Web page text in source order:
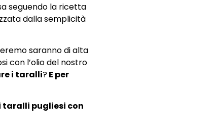
seguendo la ricetta
dalla semplicità
saranno di alta
con l’olio del nostro
i taralli?E per
taralli pugliesi con